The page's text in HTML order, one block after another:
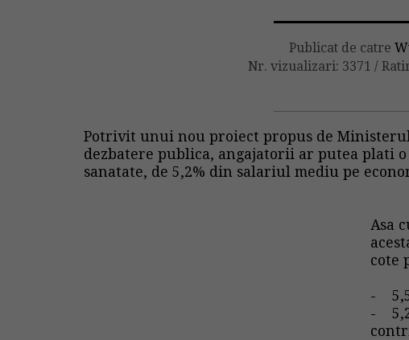
Publicat de catre
Nr. vizualizari: 3371 /
Potrivit unui nou proiect propus de
dezbatere publica, angajatorii ar putea plati
sanatate, de 5,2% din salariul mediu pe
Asa
cote
-
- 5,2